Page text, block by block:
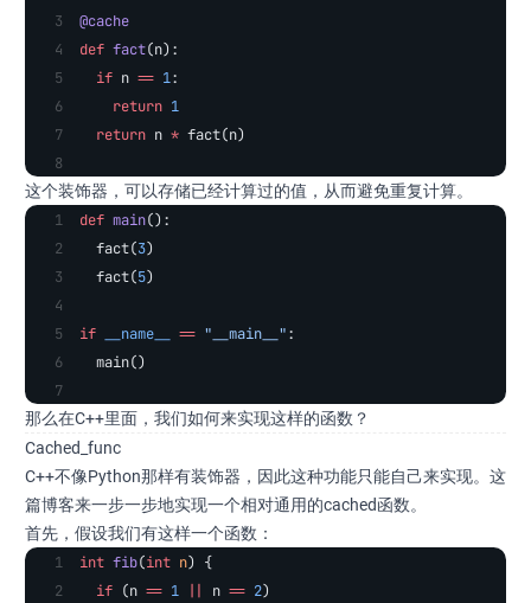
@cache
def fact(n):
  if
n == 1:
    return
1
  return
n * fact(n)
这个装饰器，可以存储已经计算过的值，从而避免重复计算。
def main():
  fact(
3)
  fact(
5)
if __name__ == "__main__":
  main()
那么在C++里面，我们如何来实现这样的函数？
Cached_func
C++不像Python那样有装饰器，因此这种功能只能自己来实现。这
篇博客来一步一步地实现一个相对通用的cached函数。
首先，假设我们有这样一个函数：
int fib(int n) {
  if
(n == 1 || n == 2)